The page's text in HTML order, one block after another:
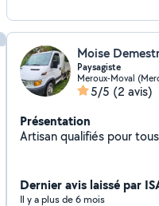
Moise
Paysagiste
Meroux-Moval
5/5 (2 avis)
Présentation
Artisan qualifiés pour
Dernier avis laissé par
Il y a plus de 6 mois